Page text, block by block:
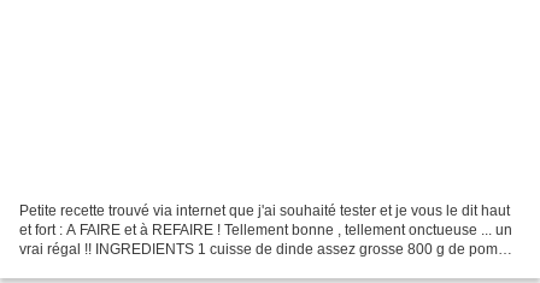
Petite recette trouvé via internet que j'ai souhaité tester et je vous le dit haut
et fort : A FAIRE et à REFAIRE ! Tellement bonne , tellement onctueuse ... un
vrai régal !! INGREDIENTS 1 cuisse de dinde assez grosse 800 g de pomme